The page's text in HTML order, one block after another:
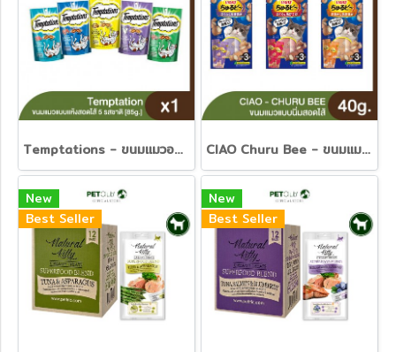
Temptations - ขนมแมวอบกรอบ สอดไส้ (85 g.) CIAO Churu Bee - ขนมแมวแบบนิ่มสอดไส้ 40g.
New
Best Seller
New
Best Seller